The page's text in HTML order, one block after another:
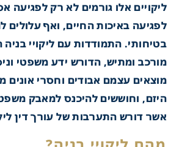
ליקויים אלו גורמים לא רק לפגיעה
לפגיעה באיכות החיים, ואף עלולים
בטיחותי. התמודדות עם ליקויי
מורכב ומתיש, הדורש ידע משפטי
מוצאים עצמם אבודים וחסרי אונים
היזם, וחוששים להיכנס למאבק
אשר דורש התערבות של עורך דין